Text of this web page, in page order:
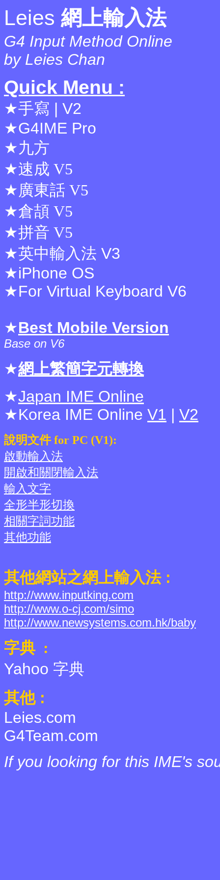
Leies 網上輸入法
G4 Input Method Online
by Leies Chan
Quick Menu :
★手寫 | V2
★G4IME Pro
★九方
★速成 V5
★廣東話 V5
★倉頡 V5
★拼音 V5
★英中輸入法 V3
★iPhone OS
★For Virtual Keyboard V6
★Best Mobile Version
Base on V6
★網上繁簡字元轉換
★Japan IME Online
★Korea IME Online V1 | V2
說明文件 for PC (V1):
啟動輸入法
開啟和關閉輸入法
輸入文字
全形半形切換
相關字詞功能
其他功能
其他網站之網上輸入法 :
http://www.inputking.com
http://www.o-cj.com/simo
http://www.newsystems.com.hk/baby
字典 :
Yahoo 字典
其他 :
Leies.com
G4Team.com
If you looking for this IME's